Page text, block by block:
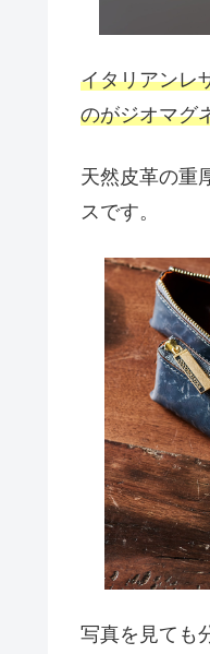
イタリアンレ
のがジオマグ
天然皮革の重
スです。
写真を見ても